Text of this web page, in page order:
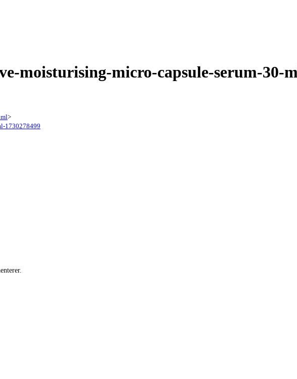
moisturising-micro-capsule-serum-30-
>
1730278499